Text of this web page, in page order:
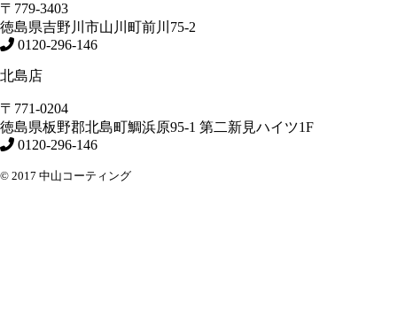
〒779-3403
徳島県吉野川市山川町前川75-2
0120-296-146
北島店
〒771-0204
徳島県板野郡北島町鯛浜原95-1 第二新見ハイツ1F
0120-296-146
© 2017 中山コーティング